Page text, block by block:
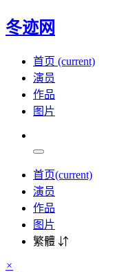
冬迹网
首页 (current)
演员
作品
图片
首页(current)
演员
作品
图片
繁體 ⇵
×